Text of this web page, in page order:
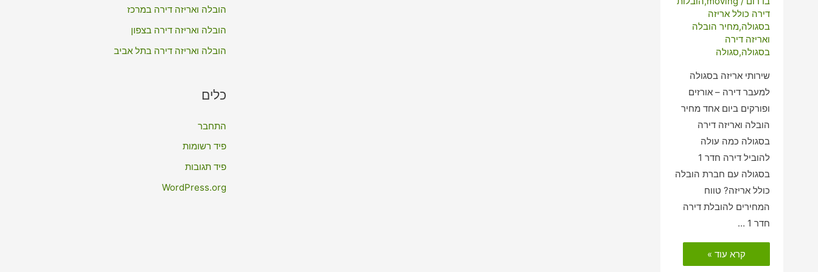
דירה כולל אריזה
בסגולה,מחיר הובלה
ואריזה דירה
בסגולה,סגולה
שירותי אריזה בסגולה
למעבר דירה – אורזים
ופורקים ביום אחד מחיר
הובלה ואריזה דירה
בסגולה כמה עולה
להוביל דירה חדר 1
בסגולה עם חברת הובלה
כולל אריזה? טווח
המחירים להובלת דירה
חדר 1 …
הובלות
דירה
כולל
קרא עוד »
הובלה ואריזה דירה במרכז
הובלה ואריזה דירה בצפון
הובלה ואריזה דירה בתל אביב
כלים
התחבר
פיד רשומות
פיד תגובות
WordPress.org